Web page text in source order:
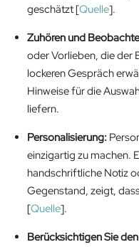
geschätzt [Quelle].
Zuhören und
oder Vorlieben, die der
lockeren Gespräch
Hinweise für die
liefern.
Personalisierung:
einzigartig zu machen.
handschriftliche Notiz
Gegenstand, zeigt,
[Quelle].
Berücksichtigen Sie